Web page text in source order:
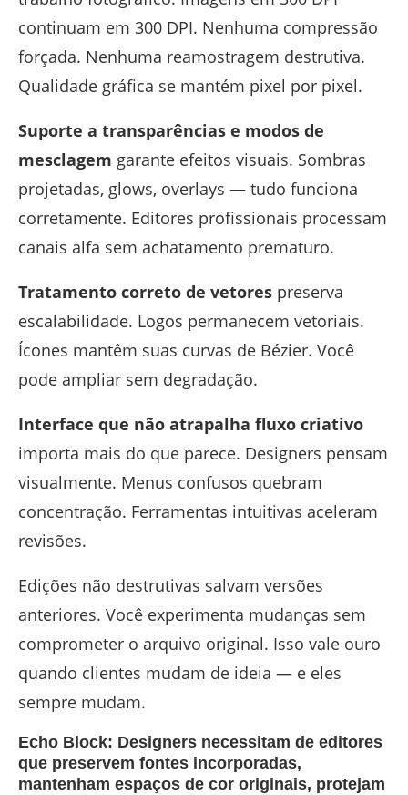
continuam em 300 DPI. Nenhuma compressão
forçada. Nenhuma reamostragem destrutiva.
Qualidade gráfica se mantém pixel por pixel.
Suporte a transparências e modos de
mesclagem garante efeitos visuais. Sombras
projetadas, glows, overlays — tudo funciona
corretamente. Editores profissionais processam
canais alfa sem achatamento prematuro.
Tratamento correto de vetores preserva
escalabilidade. Logos permanecem vetoriais.
Ícones mantêm suas curvas de Bézier. Você
pode ampliar sem degradação.
Interface que não atrapalha fluxo criativo
importa mais do que parece. Designers pensam
visualmente. Menus confusos quebram
concentração. Ferramentas intuitivas aceleram
revisões.
Edições não destrutivas salvam versões
anteriores. Você experimenta mudanças sem
comprometer o arquivo original. Isso vale ouro
quando clientes mudam de ideia — e eles
sempre mudam.
Echo Block: Designers necessitam de editores
que preservem fontes incorporadas,
mantenham espaços de cor originais, protejam